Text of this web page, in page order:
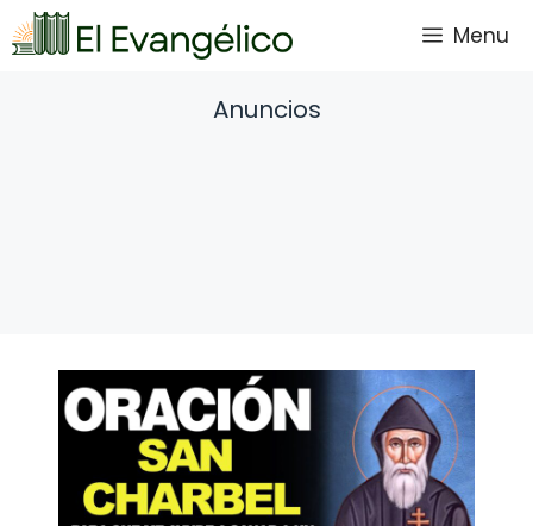
Saltar
al
Menu
Anuncios